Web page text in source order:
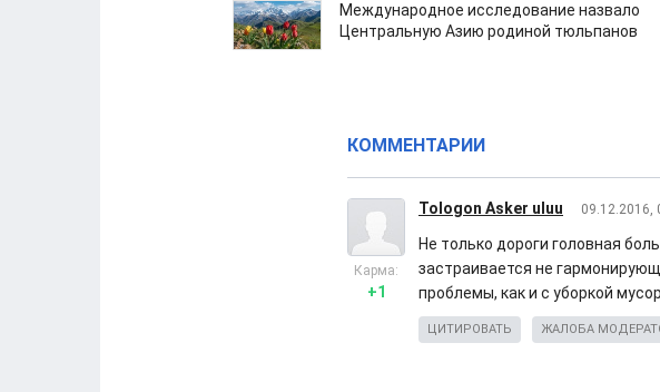
Международное исследование назвало
Центральную Азию родиной тюльпанов
КОММЕНТАРИИ
Tologon Asker uluu 09.12.2016,
Карма:
+1
Не только дороги головная
застраивается не
проблемы, как и с уборкой
ЦИТИРОВАТЬ ЖАЛОБА